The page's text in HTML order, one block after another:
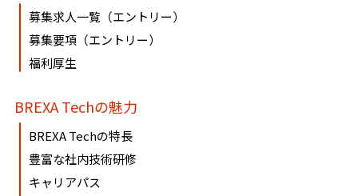
東京都千代田区丸の内1-8-3 丸の内トラストタワー本館16・
17階
株式会社BREXA Technology
個人情報保護管理者：吉野 貴博
TEL:03-3286-4777 FAX:03-3286-4778
募集求人一覧（エントリー）
募集要項（エントリー）
福利厚生
BREXA Techの魅力
BREXA Techの特長
豊富な社内技術研修
キャリアパス